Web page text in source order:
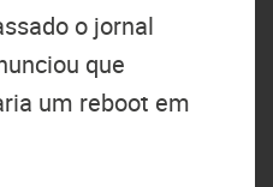
o jornal
que
um reboot em